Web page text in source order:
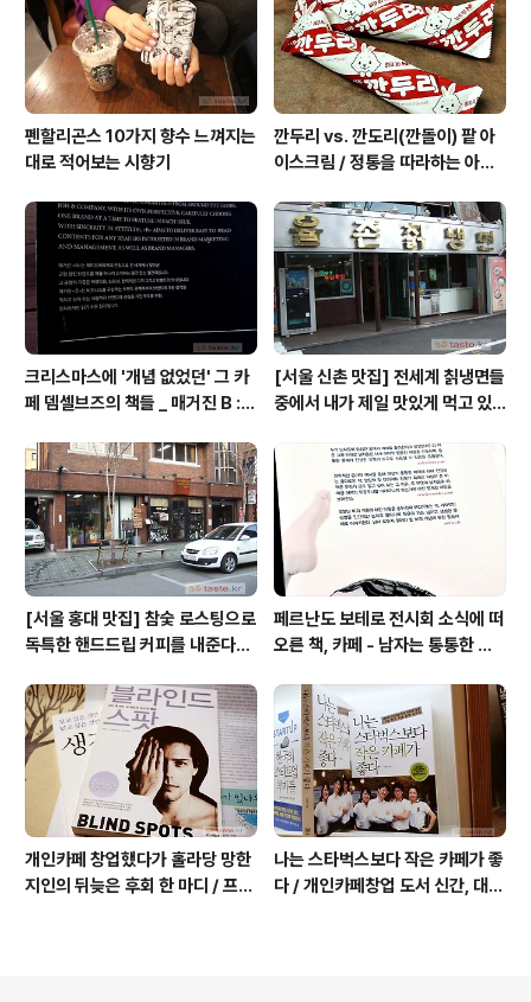
아니어도 약간의 세월이 더 지난 후에 다른 계기로 그곳을
알게 될 수도 ..
펜할리곤스 10가지 향수 느껴지는
대로 적어보는 시향기
깐두리 vs. 깐도리(깐돌이) 팥 아
이스크림 / 정통을 따라하는 아류
스크림
크리스마스에 '개념 없었던' 그 카
페 뎀셀브즈의 책들 _ 매거진 B :
커피
[서울 신촌 맛집] 전세계 칡냉면들
중에서 내가 제일 맛있게 먹고 있
[서울 홍대 맛집] 참숯 로스팅으로
독특한 핸드드립 커피를 내준다는
페르난도 보테로 전시회 소식에 떠
오른 책, 카페 - 남자는 통통한 여
개인카페 창업했다가 홀라당 망한
지인의 뒤늦은 후회 한 마디 / 프랜
나는 스타벅스보다 작은 카페가 좋
다 / 개인카페창업 도서 신간, 대전